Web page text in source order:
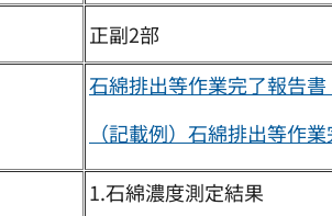
正副2部
石綿排出等作業完了報告書
（記載例）石綿排出等作
1.石綿濃度測定結果